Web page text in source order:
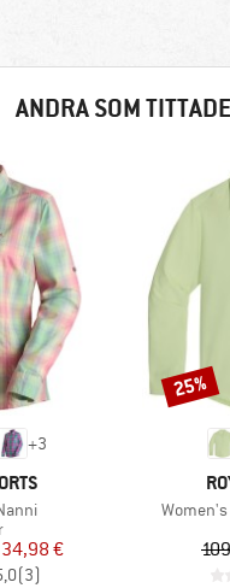
ANDRA SOM
+3
pris
34,98 €
(3)
Produkter
Rabatt
25%